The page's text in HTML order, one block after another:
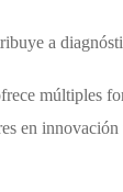
a
múltiples
en